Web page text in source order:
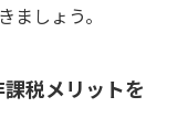
ましょう。
税メリットを